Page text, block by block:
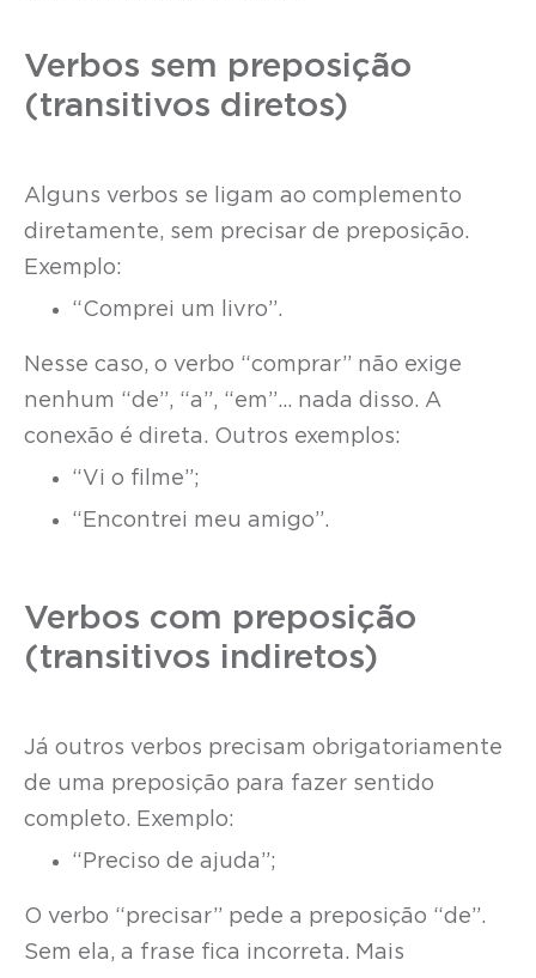
Verbos sem preposição
(transitivos diretos)
Alguns verbos se ligam ao complemento
diretamente, sem precisar de preposição.
Exemplo:
“Comprei um livro”.
Nesse caso, o verbo “comprar” não exige
nenhum “de”, “a”, “em”… nada disso. A
conexão é direta. Outros exemplos:
“Vi o filme”;
“Encontrei meu amigo”.
Verbos com preposição
(transitivos indiretos)
Já outros verbos precisam obrigatoriamente
de uma preposição para fazer sentido
completo. Exemplo:
“Preciso de ajuda”;
O verbo “precisar” pede a preposição “de”.
Sem ela, a frase fica incorreta. Mais